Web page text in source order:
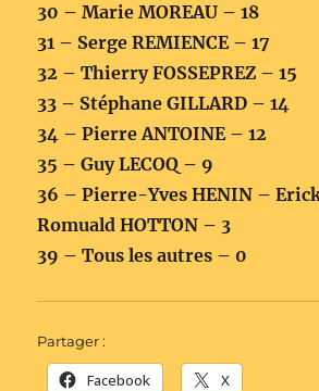
30 – Marie MOREAU – 18
31 – Serge REMIENCE – 17
32 – Thierry FOSSEPREZ – 15
33 – Stéphane GILLARD – 14
34 – Pierre ANTOINE – 12
35 – Guy LECOQ – 9
36 – Pierre-Yves HENIN –
Romuald HOTTON – 3
39 – Tous les autres – 0
Partager :
Facebook X